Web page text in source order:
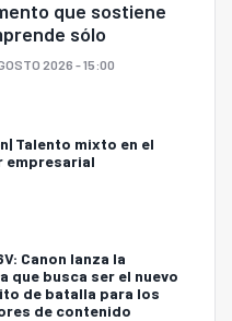
que sostiene
sólo
2026 - 15:00
Talento mixto en el
empresarial
Canon lanza la
que busca ser el nuevo
de batalla para los
de contenido